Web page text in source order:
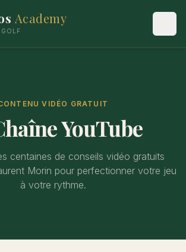
Academy
VIDÉO GRATUIT
YouTube
centaines de conseils vidéo gratuits
Morin pour perfectionner votre jeu
à votre rythme.